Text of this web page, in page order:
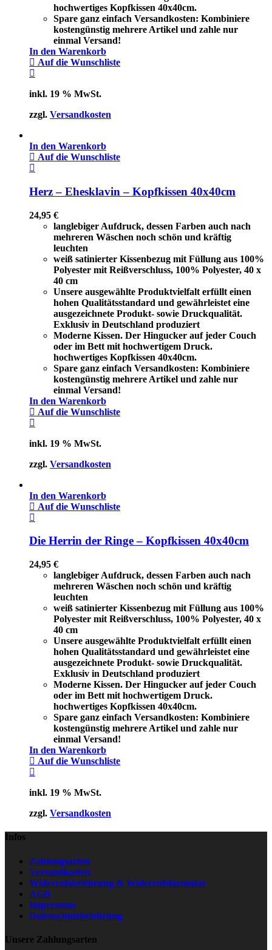
hochwertiges Kopfkissen 40x40cm.
Spare ganz einfach Versandkosten: Kombiniere
kostengünstig mehrere Artikel und zahle nur
einmal Versand!
In den Warenkorb
Auf die Wunschliste
inkl. 19 % MwSt.
zzgl. Versandkosten
In den Warenkorb
Auf die Wunschliste
Herz – Ehesklavin – Kopfkissen 40x40cm
24,95 €
langlebiger Aufdruck, dessen Farben auch nach
mehreren Wäschen noch schön und kräftig
leuchten
weiß satinierter Kissenbezug mit Füllung aus 100%
Polyester mit Reißverschluss, 100% Polyester, 40 x
40 cm
Unsere ausgewählte Produktvielfalt erfüllt einen
hohen Qualitätsstandard und gewährleistet eine
ausgezeichnete Produkt- sowie Druckqualität.
Exklusiv in Deutschland produziert
Moderne Kissen. Der Hingucker auf jeder Couch
oder im Bett mit hochwertigem Druck.
hochwertiges Kopfkissen 40x40cm.
Spare ganz einfach Versandkosten: Kombiniere
kostengünstig mehrere Artikel und zahle nur
einmal Versand!
In den Warenkorb
Auf die Wunschliste
inkl. 19 % MwSt.
zzgl. Versandkosten
In den Warenkorb
Auf die Wunschliste
Die Herrin der Ringe – Kopfkissen 40x40cm
24,95 €
langlebiger Aufdruck, dessen Farben auch nach
mehreren Wäschen noch schön und kräftig
leuchten
weiß satinierter Kissenbezug mit Füllung aus 100%
Polyester mit Reißverschluss, 100% Polyester, 40 x
40 cm
Unsere ausgewählte Produktvielfalt erfüllt einen
hohen Qualitätsstandard und gewährleistet eine
ausgezeichnete Produkt- sowie Druckqualität.
Exklusiv in Deutschland produziert
Moderne Kissen. Der Hingucker auf jeder Couch
oder im Bett mit hochwertigem Druck.
hochwertiges Kopfkissen 40x40cm.
Spare ganz einfach Versandkosten: Kombiniere
kostengünstig mehrere Artikel und zahle nur
einmal Versand!
In den Warenkorb
Auf die Wunschliste
inkl. 19 % MwSt.
zzgl. Versandkosten
Infos
Zahlungsarten
Versandkosten
Widerrufsbelehrung & Widerrufsformular
AGB
Impressum
Datenschutzbelehrung
Unsere Zahlungsarten